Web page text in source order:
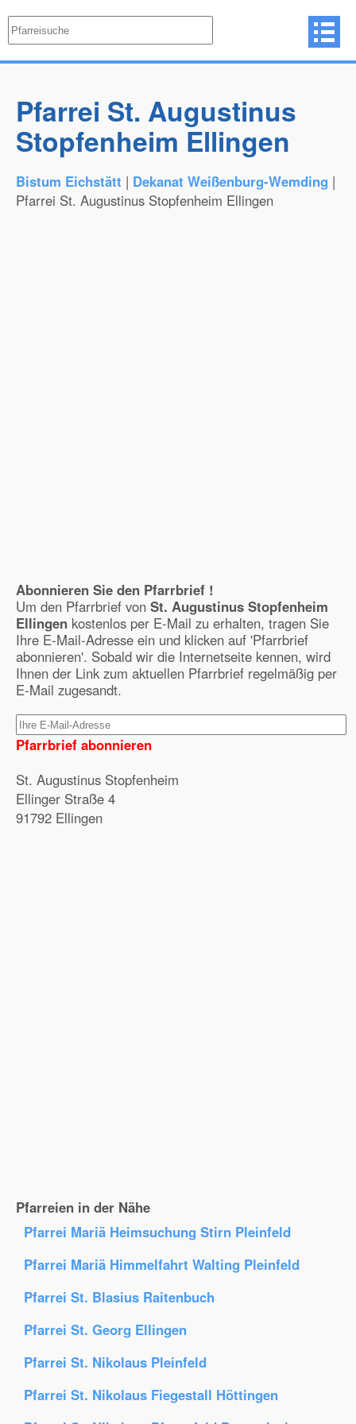
Pfarrei St. Augustinus
Stopfenheim Ellingen
Bistum Eichstätt | Dekanat Weißenburg-Wemding |
Pfarrei St. Augustinus Stopfenheim Ellingen
Abonnieren Sie den Pfarrbrief !
Um den Pfarrbrief von St. Augustinus Stopfenheim
Ellingen kostenlos per E-Mail zu erhalten, tragen Sie
Ihre E-Mail-Adresse ein und klicken auf 'Pfarrbrief
abonnieren'. Sobald wir die Internetseite kennen, wird
Ihnen der Link zum aktuellen Pfarrbrief regelmäßig per
E-Mail zugesandt.
Pfarrbrief abonnieren
St. Augustinus Stopfenheim
Ellinger Straße 4
91792 Ellingen
Pfarreien in der Nähe
Pfarrei Mariä Heimsuchung Stirn Pleinfeld
Pfarrei Mariä Himmelfahrt Walting Pleinfeld
Pfarrei St. Blasius Raitenbuch
Pfarrei St. Georg Ellingen
Pfarrei St. Nikolaus Pleinfeld
Pfarrei St. Nikolaus Fiegestall Höttingen